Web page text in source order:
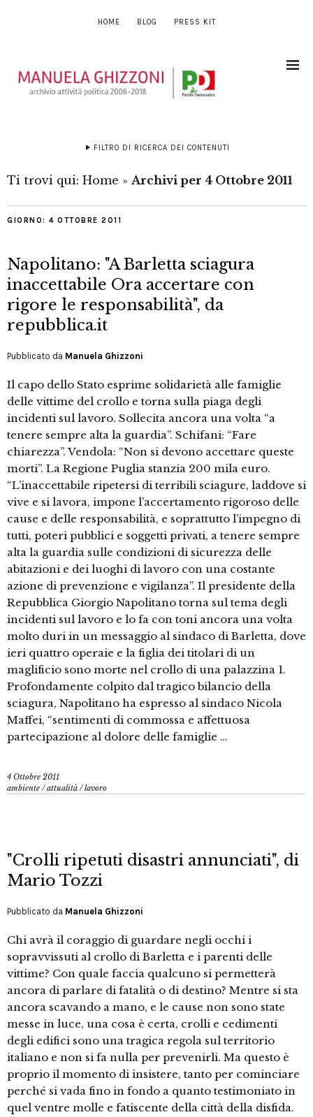
HOME BLOG PRESS KIT
FILTRO DI RICERCA DEI CONTENUTI
Ti trovi qui: Home » Archivi per 4 Ottobre 2011
GIORNO: 4 OTTOBRE 2011
Napolitano: "A Barletta sciagura
inaccettabile Ora accertare con
rigore le responsabilità", da
repubblica.it
Pubblicato da Manuela Ghizzoni
Il capo dello Stato esprime solidarietà alle famiglie
delle vittime del crollo e torna sulla piaga degli
incidenti sul lavoro. Sollecita ancora una volta “a
tenere sempre alta la guardia”. Schifani: “Fare
chiarezza”. Vendola: “Non si devono accettare queste
morti”. La Regione Puglia stanzia 200 mila euro.
“L’inaccettabile ripetersi di terribili sciagure, laddove si
vive e si lavora, impone l’accertamento rigoroso delle
cause e delle responsabilità, e soprattutto l’impegno di
tutti, poteri pubblici e soggetti privati, a tenere sempre
alta la guardia sulle condizioni di sicurezza delle
abitazioni e dei luoghi di lavoro con una costante
azione di prevenzione e vigilanza”. Il presidente della
Repubblica Giorgio Napolitano torna sul tema degli
incidenti sul lavoro e lo fa con toni ancora una volta
molto duri in un messaggio al sindaco di Barletta, dove
ieri quattro operaie e la figlia dei titolari di un
maglificio sono morte nel crollo di una palazzina 1.
Profondamente colpito dal tragico bilancio della
sciagura, Napolitano ha espresso al sindaco Nicola
Maffei, “sentimenti di commossa e affettuosa
partecipazione al dolore delle famiglie …
4 Ottobre 2011
ambiente /attualità /lavoro
"Crolli ripetuti disastri annunciati", di
Mario Tozzi
Pubblicato da Manuela Ghizzoni
Chi avrà il coraggio di guardare negli occhi i
sopravvissuti al crollo di Barletta e i parenti delle
vittime? Con quale faccia qualcuno si permetterà
ancora di parlare di fatalità o di destino? Mentre si sta
ancora scavando a mano, e le cause non sono state
messe in luce, una cosa è certa, crolli e cedimenti
degli edifici sono una tragica regola sul territorio
italiano e non si fa nulla per prevenirli. Ma questo è
proprio il momento di insistere, tanto per cominciare
perché si vada fino in fondo a quanto testimoniato in
quel ventre molle e fatiscente della città della disfida.